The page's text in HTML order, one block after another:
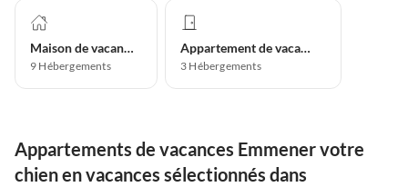
Maison de vacances
9 Hébergements
Appartement de vacances
3 Hébergements
Appartements de vacances Emmener votre
chien en vacances sélectionnés dans